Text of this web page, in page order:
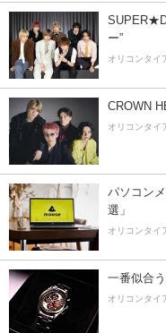
ー”
オリコンタイ
CROWN
オリコンタイ
パソコン
選」
オリコンタイ
一番似合
オリコンタイ